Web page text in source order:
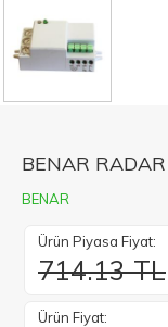
BENAR
BENAR
Ürün Piyasa Fiyat:
714.13 TL
Ürün Fiyat: